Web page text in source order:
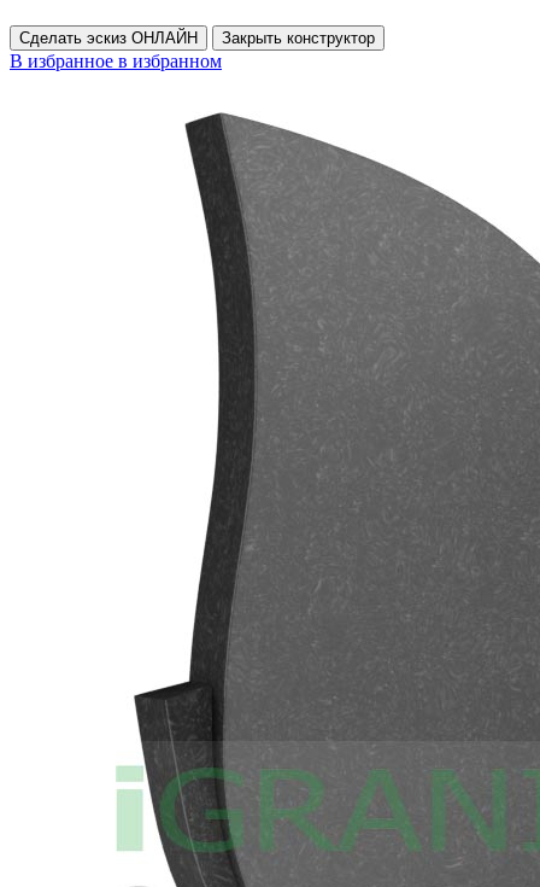
Сделать эскиз ОНЛАЙН Закрыть конструктор
В избранное в избранном